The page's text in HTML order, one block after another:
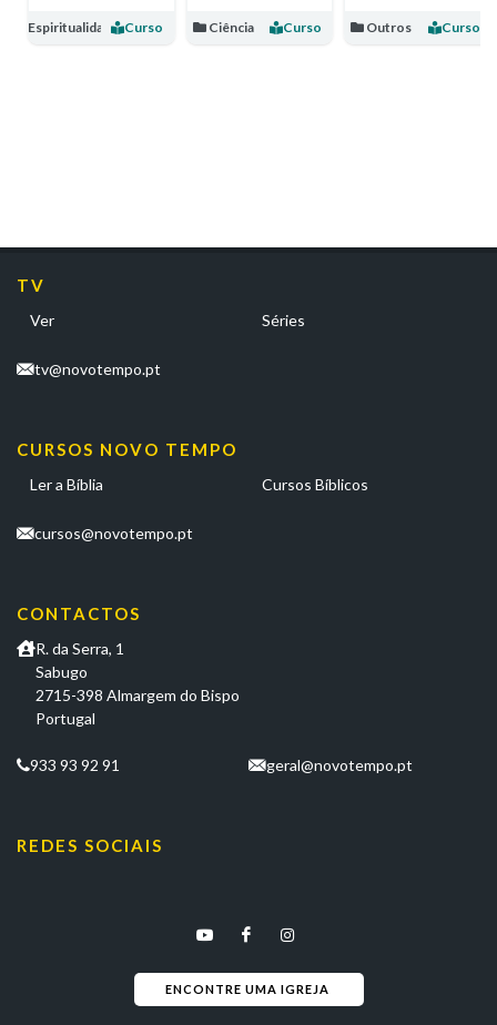
Espiritualidade Curso Ciência Curso Outros Curso
TV
Ver Séries
tv@novotempo.pt
CURSOS NOVO TEMPO
Ler a Bíblia Cursos Bíblicos
cursos@novotempo.pt
CONTACTOS
R. da Serra, 1
Sabugo
2715-398 Almargem do Bispo
Portugal
933 93 92 91 geral@novotempo.pt
REDES SOCIAIS
ENCONTRE UMA IGREJA